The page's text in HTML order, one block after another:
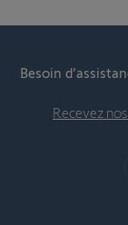
Besoin
Recevez